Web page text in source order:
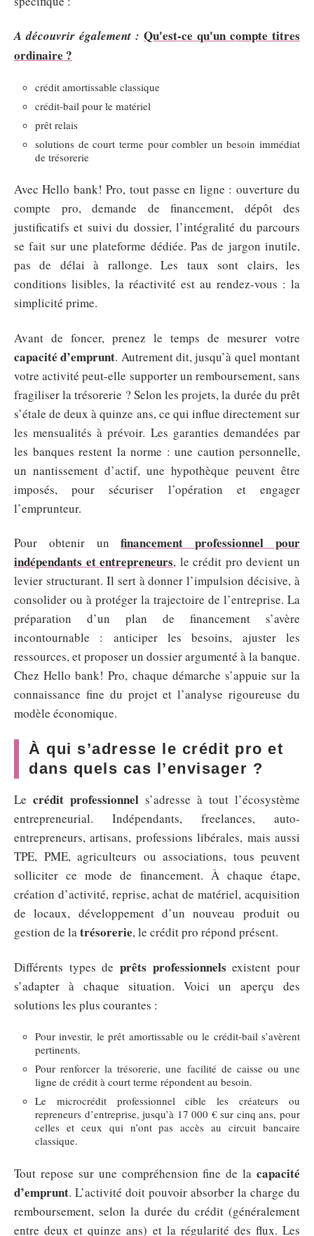
A découvrir également : Qu'est-ce qu'un compte titres
ordinaire ?
crédit amortissable classique
crédit-bail pour le matériel
prêt relais
solutions de court terme pour combler un besoin immédiat
de trésorerie
Avec Hello bank! Pro, tout passe en ligne : ouverture du
compte pro, demande de financement, dépôt des
justificatifs et suivi du dossier, l’intégralité du parcours
se fait sur une plateforme dédiée. Pas de jargon inutile,
pas de délai à rallonge. Les taux sont clairs, les
conditions lisibles, la réactivité est au rendez-vous : la
simplicité prime.
Avant de foncer, prenez le temps de mesurer votre
capacité d’emprunt. Autrement dit, jusqu’à quel montant
votre activité peut-elle supporter un remboursement, sans
fragiliser la trésorerie ? Selon les projets, la durée du prêt
s’étale de deux à quinze ans, ce qui influe directement sur
les mensualités à prévoir. Les garanties demandées par
les banques restent la norme : une caution personnelle,
un nantissement d’actif, une hypothèque peuvent être
imposés, pour sécuriser l’opération et engager
l’emprunteur.
Pour obtenir unfinancement professionnel pour
indépendants et entrepreneurs, le crédit pro devient un
levier structurant. Il sert à donner l’impulsion décisive, à
consolider ou à protéger la trajectoire de l’entreprise. La
préparation d’un plan de financement s’avère
incontournable : anticiper les besoins, ajuster les
ressources, et proposer un dossier argumenté à la banque.
Chez Hello bank! Pro, chaque démarche s’appuie sur la
connaissance fine du projet et l’analyse rigoureuse du
modèle économique.
À qui s’adresse le crédit pro et
dans quels cas l’envisager ?
Le crédit professionnel s’adresse à tout l’écosystème
entrepreneurial. Indépendants, freelances, auto-
entrepreneurs, artisans, professions libérales, mais aussi
TPE, PME, agriculteurs ou associations, tous peuvent
solliciter ce mode de financement. À chaque étape,
création d’activité, reprise, achat de matériel, acquisition
de locaux, développement d’un nouveau produit ou
gestion de latrésorerie, le crédit pro répond présent.
Différents types de prêts professionnels existent pour
s’adapter à chaque situation. Voici un aperçu des
solutions les plus courantes :
Pour investir, le prêt amortissable ou le crédit-bail s’avèrent
pertinents.
Pour renforcer la trésorerie, une facilité de caisse ou une
ligne de crédit à court terme répondent au besoin.
Le microcrédit professionnel cible les créateurs ou
repreneurs d’entreprise, jusqu’à 17 000 € sur cinq ans, pour
celles et ceux qui n’ont pas accès au circuit bancaire
classique.
Tout repose sur une compréhension fine de la capacité
d’emprunt. L’activité doit pouvoir absorber la charge du
remboursement, selon la durée du crédit (généralement
entre deux et quinze ans) et la régularité des flux. Les